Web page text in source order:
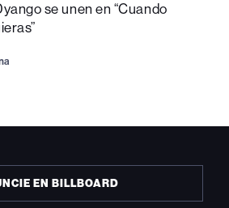
se unen en “Cuando
EN BILLBOARD